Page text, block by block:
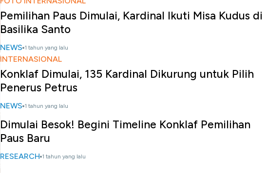
Pemilihan Paus Dimulai, Kardinal Ikuti Misa Kudus di
Basilika Santo
NEWS 1 tahun yang lalu
INTERNASIONAL
Konklaf Dimulai, 135 Kardinal Dikurung untuk Pilih
Penerus Petrus
NEWS 1 tahun yang lalu
Dimulai Besok! Begini Timeline Konklaf Pemilihan
Paus Baru
RESEARCH 1 tahun yang lalu